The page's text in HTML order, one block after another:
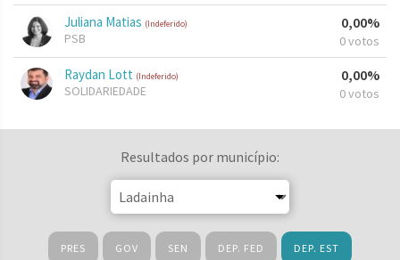
Juliana Matias (Indeferido)
PSB
0,00%
0 votos
Raydan Lott (Indeferido)
SOLIDARIEDADE
0,00%
0 votos
Resultados por município:
PRES GOV SEN DEP. FED DEP. EST